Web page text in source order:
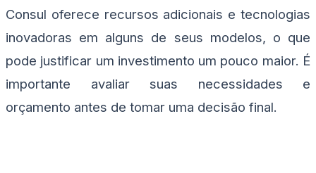
Consul oferece recursos adicionais e tecnologias
inovadoras em alguns de seus modelos, o que
pode justificar um investimento um pouco maior. É
importante avaliar suas necessidades e
orçamento antes de tomar uma decisão final.